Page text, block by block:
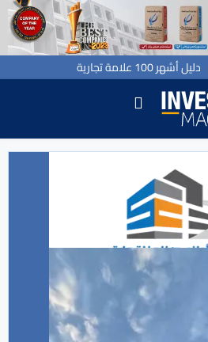
دليل أشهر 100 علامة تجارية